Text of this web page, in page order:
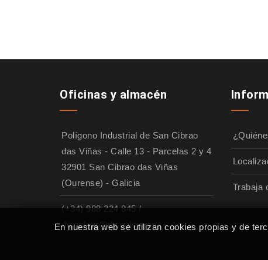
Oficinas y almacén
Polígono Industrial de San Cibrao
das Viñas - Calle 13 - Parcelas 2 y 4
32901 San Cibrao das Viñas
(Ourense) - Galicia
(+34) 988 224 845 /
disgalsur@disgalsur.es
Trabaja
En nuestra web se utilizan cookies propias y de